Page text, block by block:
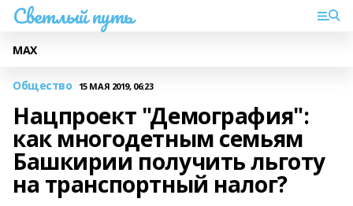
Светлый путь
МАХ
Общество 15 МАЯ 2019, 06:23
Нацпроект "Демография":
как многодетным семьям
Башкирии получить льготу
на транспортный налог?